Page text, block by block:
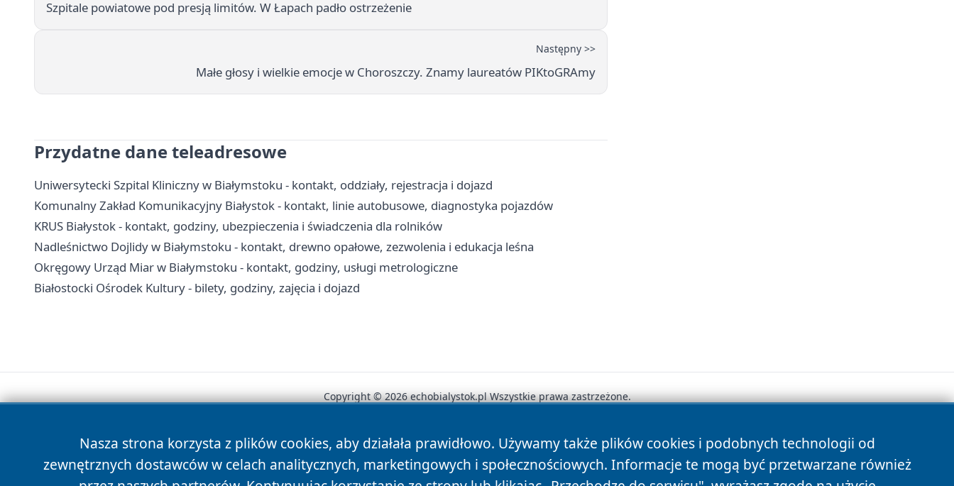
Szpitale powiatowe pod presją limitów. W Łapach padło ostrzeżenie
Następny >>
Małe głosy i wielkie emocje w Choroszczy. Znamy laureatów PIKtoGRAmy
Przydatne dane teleadresowe
Uniwersytecki Szpital Kliniczny w Białymstoku - kontakt, oddziały, rejestracja i dojazd
Komunalny Zakład Komunikacyjny Białystok - kontakt, linie autobusowe, diagnostyka pojazdów
KRUS Białystok - kontakt, godziny, ubezpieczenia i świadczenia dla rolników
Nadleśnictwo Dojlidy w Białymstoku - kontakt, drewno opałowe, zezwolenia i edukacja leśna
Okręgowy Urząd Miar w Białymstoku - kontakt, godziny, usługi metrologiczne
Białostocki Ośrodek Kultury - bilety, godziny, zajęcia i dojazd
Nasza strona korzysta z plików cookies, aby działała prawidłowo. Używamy także plików cookies i podobnych technologii od
zewnętrznych dostawców w celach analitycznych, marketingowych i społecznościowych. Informacje te mogą być przetwarzane również
Copyright © 2026 echobialystok.pl Wszystkie prawa zastrzeżone.
News Autorzy Polityka Prywatności Polityka Cookies